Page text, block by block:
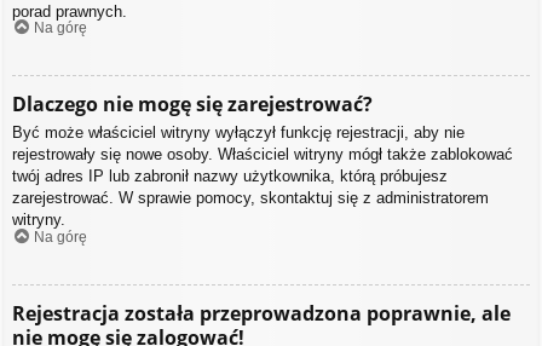
porad prawnych.
Na górę
Dlaczego nie mogę się zarejestrować?
Być może właściciel witryny wyłączył funkcję rejestracji, aby nie
rejestrowały się nowe osoby. Właściciel witryny mógł także zablokować
twój adres IP lub zabronił nazwy użytkownika, którą próbujesz
zarejestrować. W sprawie pomocy, skontaktuj się z administratorem
witryny.
Na górę
Rejestracja została przeprowadzona poprawnie, ale
nie mogę się zalogować!